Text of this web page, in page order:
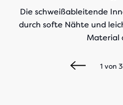
Die schweißableitende
durch softe Nähte und
Material
1 von 3